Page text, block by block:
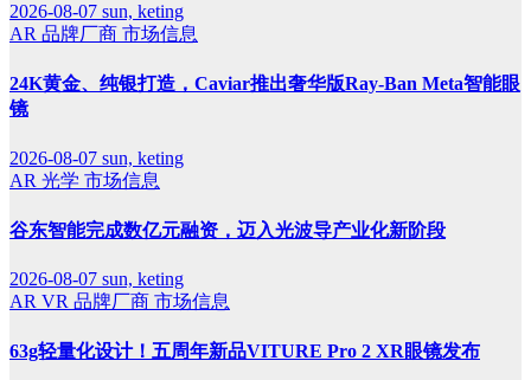
2026-08-07 sun, keting
AR 品牌厂商 市场信息
24K黄金、纯银打造，Caviar推出奢华版Ray-Ban Meta智能眼
镜
2026-08-07 sun, keting
AR 光学 市场信息
谷东智能完成数亿元融资，迈入光波导产业化新阶段
2026-08-07 sun, keting
AR VR 品牌厂商 市场信息
63g轻量化设计！五周年新品VITURE Pro 2 XR眼镜发布